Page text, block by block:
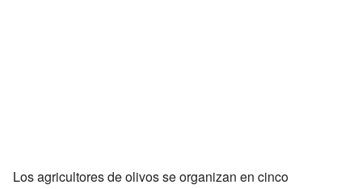
Los agricultores de olivos se organizan en cinco